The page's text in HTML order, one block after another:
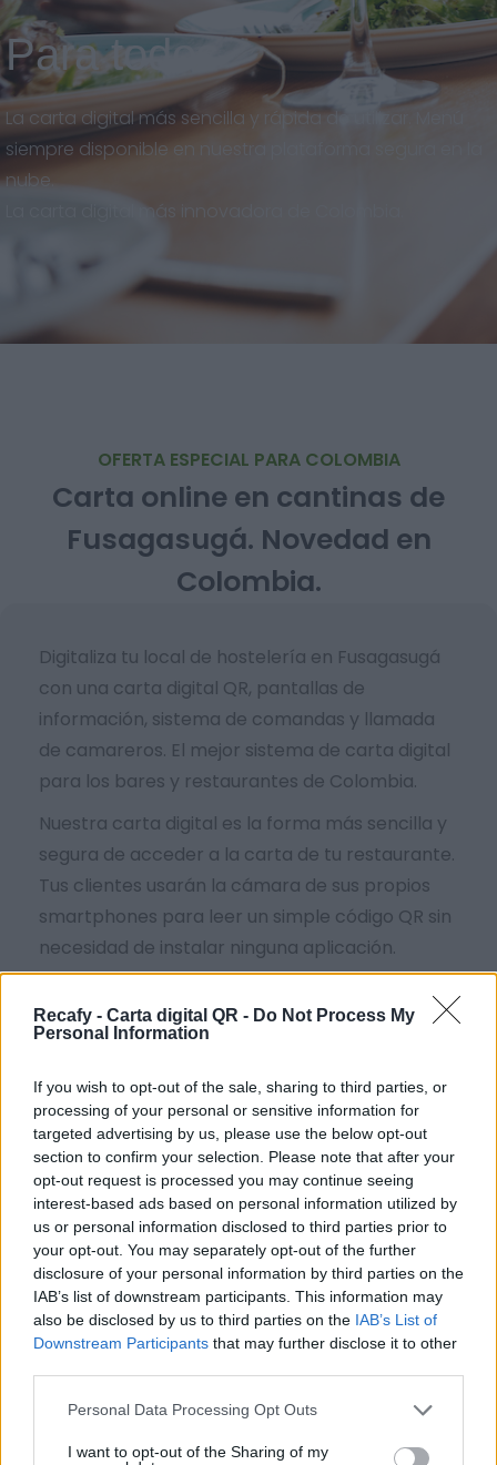
Recafy - Carta digital QR - Do Not Process My
Personal Information
If you wish to opt-out of the sale, sharing to third parties, or
processing of your personal or sensitive information for
targeted advertising by us, please use the below opt-out
section to confirm your selection. Please note that after your
opt-out request is processed you may continue seeing
interest-based ads based on personal information utilized by
us or personal information disclosed to third parties prior to
your opt-out. You may separately opt-out of the further
disclosure of your personal information by third parties on the
IAB’s list of downstream participants. This information may
also be disclosed by us to third parties on the IAB’s List of
Downstream Participants that may further disclose it to other
Please note that this website/app uses one or more Google
not limited to your visit or usage behaviour. You may click to
Personal Data Processing Opt Outs
I want to opt-out of the Sharing of my
Para todos
La carta digital más sencilla y rápida de utilizar. Menú
siempre disponible en nuestra plataforma segura en la
nube.
La carta digital más innovadora de Colombia.
OFERTA ESPECIAL PARA COLOMBIA
Carta online en cantinas de
Fusagasugá. Novedad en
Colombia.
Digitaliza tu local de hostelería en Fusagasugá
con una carta digital QR, pantallas de
información, sistema de comandas y llamada
de camareros. El mejor sistema de carta digital
para los bares y restaurantes de Colombia.
Nuestra carta digital es la forma más sencilla y
segura de acceder a la carta de tu restaurante.
Tus clientes usarán la cámara de sus propios
smartphones para leer un simple código QR sin
necesidad de instalar ninguna aplicación.
mejorar la comunicación con tus clientes. Con la
oferta gastronómica de la mejor manera.
Por eso hemos diseñado un sistema capaz de
ayudar a tu negocio a adaptarse a las
circunstancias actuales que nuestro país está
viviendo. Contamos con una carta de servicios
que pueden ayudarte a aminorar las cargas de
trabajo en tu negocio o empresa para que
puedas ofrecer a tus clientes la seguridad y el
apoyo que merecen. Llega la transformación
digital para quedarse. Menú digital QR para el
sector gastronómico de Colombia con Recafy.
Nuestra carta digital está pensada para que